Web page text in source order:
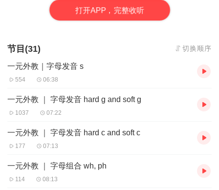
自然拼读课是“一元外教”为英语启蒙期的孩子倾情打造的系列课程，
认读单词的英语拼读规律，并真正达道“见词能读，听音能写”的能
打开APP，完整收听
节目(31) 切换顺序
一元外教｜字母发音 s
554 06:38
一元外教 ｜ 字母发音 hard g and soft g
1037 07:22
一元外教 ｜ 字母发音 hard c and soft c
177 07:13
一元外教 ｜ 字母组合 wh, ph
114 08:13